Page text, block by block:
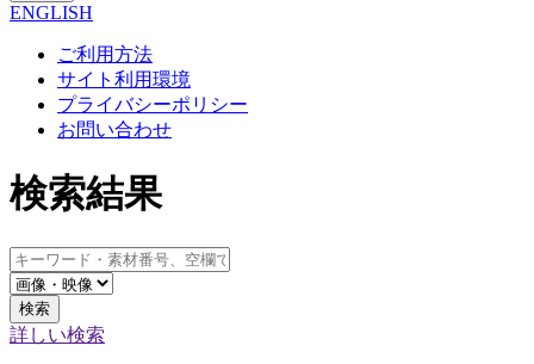
ENGLISH
ご利用方法
サイト利用環境
プライバシーポリシー
お問い合わせ
検索結果
検索
詳しい検索